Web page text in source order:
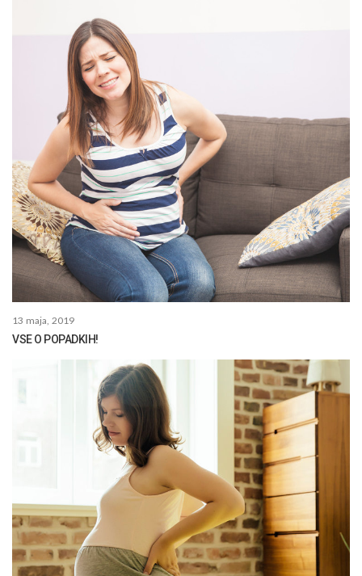
13 maja, 2019
VSE O POPADKIH!